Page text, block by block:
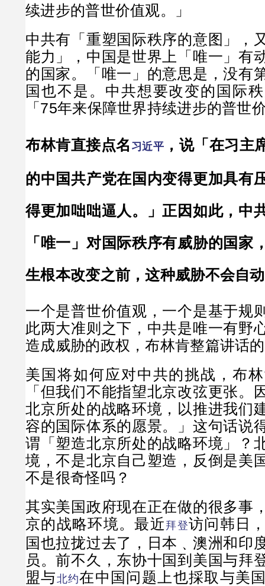
续进步的普世价值观。」
中共有「重塑国际秩序的意图」，
能力」，中国是世界上「唯一」有
的国家。「唯一」的意思是，没有
国也不是。中共想要改变的国际
「75年来保障世界持续进步的普世
布林肯直接点名 习近平 ，说「在习主
的中国共产党在国内变得更加具有
得更加咄咄逼人。」正因如此，中
「唯一」对国际秩序有威胁的国家
生根本改变之前，这种威胁不会自
一个是普世价值观，一个是基于规
此两大准则之下，中共是唯一有野
造成威胁的政权，布林肯整篇讲话
美国将如何应对中共的挑战，布
「但我们不能指望北京改弦更张。
北京所处的战略环境，以推进我们
容的国际体系的愿景。」这句话说
谓「塑造北京所处的战略环境」？
境，不是北京自己塑造，反倒是美
不是很奇怪吗？
其实美国政府现在正在做的很多事
京的战略环境。最近 拜登访问韩日
国也拉拢过去了，日本﹑澳洲和印
员。前不久，东协十国到美国与拜
盟与北约在中国问题上也採取与美